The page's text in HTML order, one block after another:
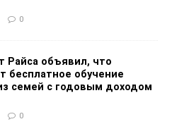
0
Райса объявил, что
бесплатное обучение
семей с годовым доходом
0